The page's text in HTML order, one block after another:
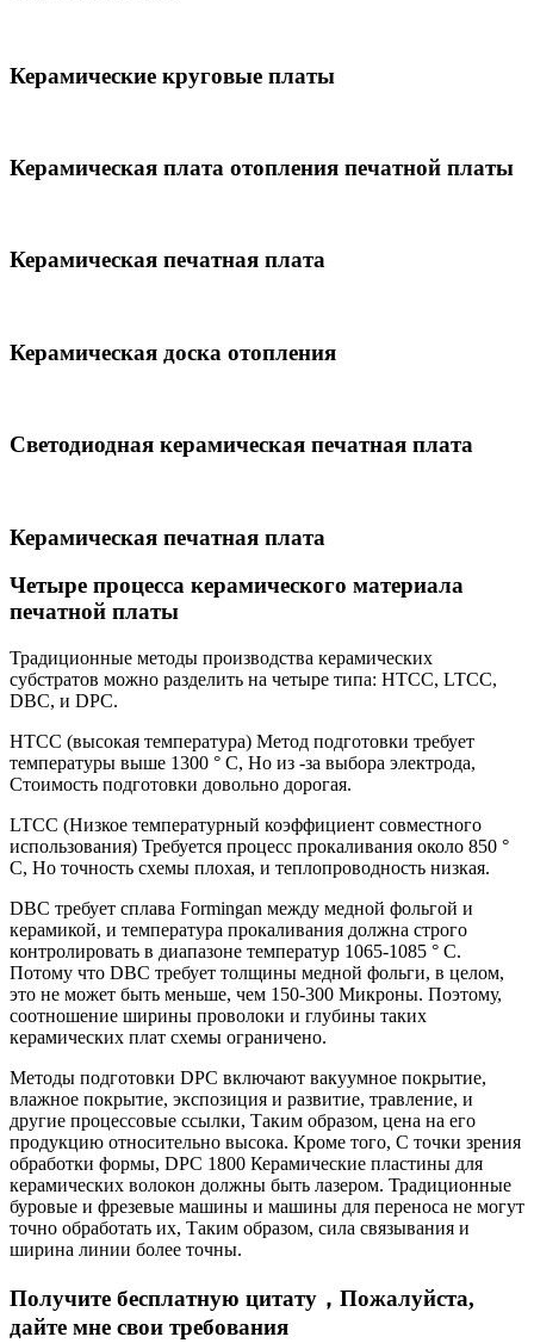
Керамические круговые платы
Керамическая плата отопления печатной платы
Керамическая печатная плата
Керамическая доска отопления
Светодиодная керамическая печатная плата
Керамическая печатная плата
Четыре процесса керамического материала
печатной платы
Традиционные методы производства керамических
субстратов можно разделить на четыре типа: HTCC, LTCC,
DBC, и DPC.
HTCC (высокая температура) Метод подготовки требует
температуры выше 1300 ° C, Но из -за выбора электрода,
Стоимость подготовки довольно дорогая.
LTCC (Низкое температурный коэффициент совместного
использования) Требуется процесс прокаливания около 850 °
C, Но точность схемы плохая, и теплопроводность низкая.
DBC требует сплава Formingan между медной фольгой и
керамикой, и температура прокаливания должна строго
контролировать в диапазоне температур 1065-1085 ° C.
Потому что DBC требует толщины медной фольги, в целом,
это не может быть меньше, чем 150-300 Микроны. Поэтому,
соотношение ширины проволоки и глубины таких
керамических плат схемы ограничено.
Методы подготовки DPC включают вакуумное покрытие,
влажное покрытие, экспозиция и развитие, травление, и
другие процессовые ссылки, Таким образом, цена на его
продукцию относительно высока. Кроме того, С точки зрения
обработки формы, DPC 1800 Керамические пластины для
керамических волокон должны быть лазером. Традиционные
буровые и фрезевые машины и машины для переноса не могут
точно обработать их, Таким образом, сила связывания и
ширина линии более точны.
Получите бесплатную цитату，Пожалуйста,
дайте мне свои требования